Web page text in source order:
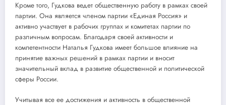
Кроме того, Гудкова ведет общественную работу в рамках своей
партии. Она является членом партии «Единая Россия» и
активно участвует в рабочих группах и комитетах партии по
различным вопросам. Благодаря своей активности и
компетентности Наталья Гудкова имеет большое влияние на
принятие важных решений в рамках партии и вносит
значительный вклад в развитие общественной и политической
сферы России.
Учитывая все ее достижения и активность в общественной